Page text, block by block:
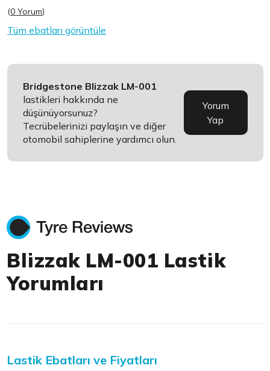
(0 Yorum)
Tüm ebatları görüntüle
Bridgestone Blizzak LM-001
lastikleri hakkında ne
düşünüyorsunuz?
Tecrübelerinizi paylaşın ve diğer
otomobil sahiplerine yardımcı olun.
Yorum
Yap
Blizzak LM-001 Lastik
Yorumları
Lastik Ebatları ve Fiyatları